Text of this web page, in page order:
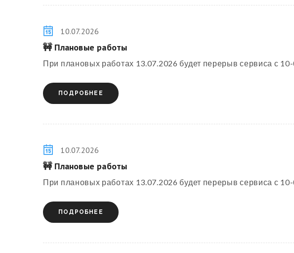
10.07.2026
🚧 Плановые работы
При плановых работах 13.07.2026 будет перерыв сервиса с
ПОДРОБНЕЕ
10.07.2026
🚧 Плановые работы
При плановых работах 13.07.2026 будет перерыв сервиса с
ПОДРОБНЕЕ